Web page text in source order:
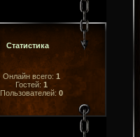
Статистика
Онлайн всего: 1
Гостей: 1
Пользователей: 0